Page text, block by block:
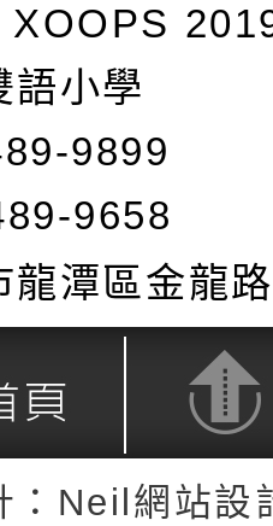
XOOPS
語小學
9899
9658
龍潭區金龍
返回頂端
：Neil網站設